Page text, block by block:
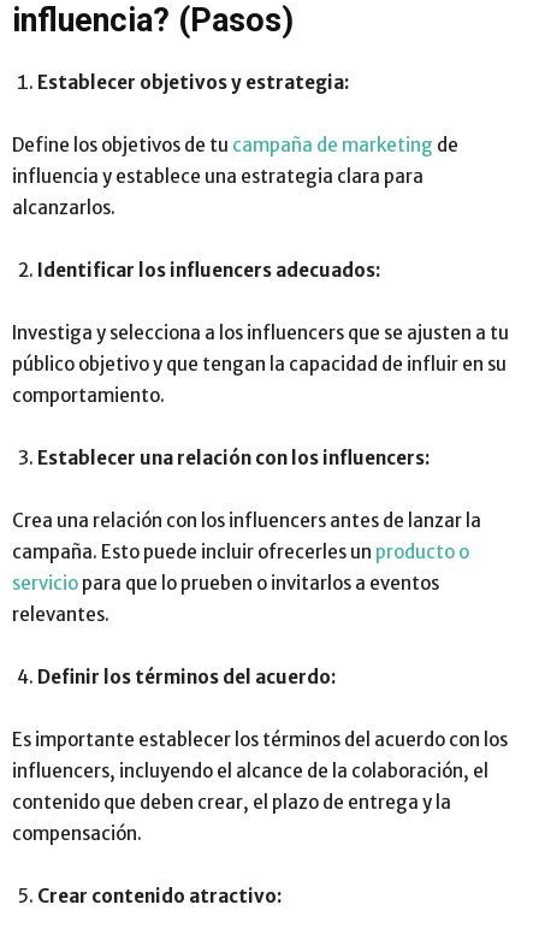
influencia? (Pasos)
Establecer objetivos y estrategia:
Define los objetivos de tu campaña de marketing de
influencia y establece una estrategia clara para
alcanzarlos.
Identificar los influencers adecuados:
Investiga y selecciona a los influencers que se ajusten a tu
público objetivo y que tengan la capacidad de influir en su
comportamiento.
Establecer una relación con los influencers:
Crea una relación con los influencers antes de lanzar la
campaña. Esto puede incluir ofrecerles un producto o
servicio para que lo prueben o invitarlos a eventos
relevantes.
Definir los términos del acuerdo:
Es importante establecer los términos del acuerdo con los
influencers, incluyendo el alcance de la colaboración, el
contenido que deben crear, el plazo de entrega y la
compensación.
Crear contenido atractivo: